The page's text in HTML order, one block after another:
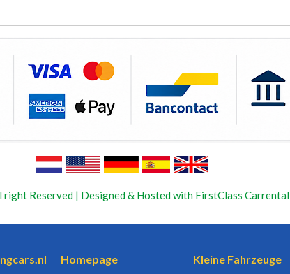
right Reserved | Designed & Hosted with FirstClass Carrental
Homepage Kleine Fahrzeuge